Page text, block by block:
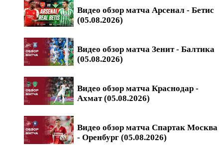
Видео обзор матча Арсенал - Бетис
(05.08.2026)
Видео обзор матча Зенит - Балтика
(05.08.2026)
Видео обзор матча Краснодар -
Ахмат (05.08.2026)
Видео обзор матча Спартак Москва
- Оренбург (05.08.2026)